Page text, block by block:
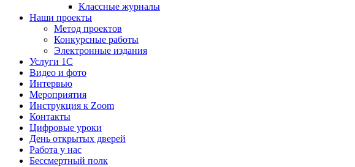
Классные журналы
Наши проекты
Метод проектов
Конкурсные работы
Электронные издания
Услуги 1C
Видео и фото
Интервью
Мероприятия
Инструкция к Zoom
Контакты
Цифровые уроки
День открытых дверей
Работа у нас
Бессмертный полк